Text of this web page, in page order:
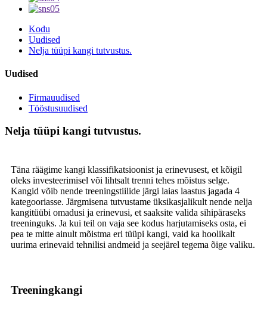
Kodu
Uudised
Nelja tüüpi kangi tutvustus.
Uudised
Firmauudised
Tööstusuudised
Nelja tüüpi kangi tutvustus.
Täna räägime kangi klassifikatsioonist ja erinevusest, et kõigil
oleks investeerimisel või lihtsalt trenni tehes mõistus selge.
Kangid võib nende treeningstiilide järgi laias laastus jagada 4
kategooriasse. Järgmisena tutvustame üksikasjalikult nende nelja
kangitüübi omadusi ja erinevusi, et saaksite valida sihipäraseks
treeninguks. Ja kui teil on vaja see kodus harjutamiseks osta, ei
pea te mitte ainult mõistma eri tüüpi kangi, vaid ka hoolikalt
uurima erinevaid tehnilisi andmeid ja seejärel tegema õige valiku.
Treeningkangi